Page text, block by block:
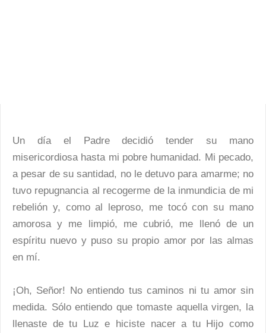
Un día el Padre decidió tender su mano
misericordiosa hasta mi pobre humanidad. Mi pecado,
a pesar de su santidad, no le detuvo para amarme; no
tuvo repugnancia al recogerme de la inmundicia de mi
rebelión y, como al leproso, me tocó con su mano
amorosa y me limpió, me cubrió, me llenó de un
espíritu nuevo y puso su propio amor por las almas
en mí.
¡Oh, Señor! No entiendo tus caminos ni tu amor sin
medida. Sólo entiendo que tomaste aquella virgen, la
llenaste de tu Luz e hiciste nacer a tu Hijo como